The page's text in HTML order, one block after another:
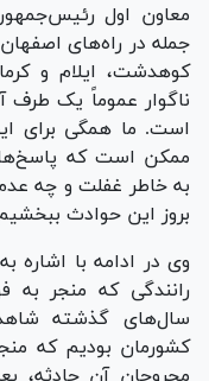
معاون اول
جمله در راه‌های
کوهدشت، ایلام و
ناگوار عموماً یک
است. ما همگی برای
ممکن است که
به خاطر غفلت و چه
بروز این حوادث
وی در ادامه با اشاره
رانندگی که منجر
سال‌های گذشته
کشورمان بودیم که